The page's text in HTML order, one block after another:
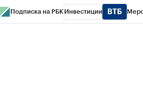
Подписка на РБК Инвестиции